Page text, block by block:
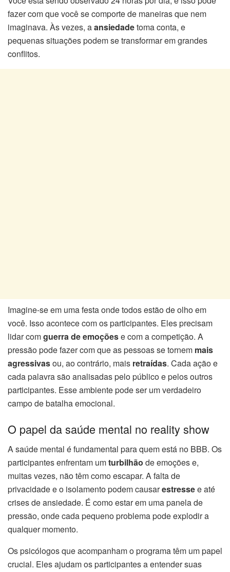
fazer com que você se comporte de maneiras que nem
imaginava. Às vezes, aansiedadetoma conta, e
pequenas situações podem se transformar em grandes
conflitos.
Imagine-se em uma festa onde todos estão de olho em
você. Isso acontece com os participantes. Eles precisam
lidar comguerra de emoçõese com a competição. A
pressão pode fazer com que as pessoas se tornem mais
agressivasou, ao contrário, mais retraídas. Cada ação e
cada palavra são analisadas pelo público e pelos outros
participantes. Esse ambiente pode ser um verdadeiro
campo de batalha emocional.
O papel da saúde mental no reality show
A saúde mental é fundamental para quem está no BBB. Os
participantes enfrentam umturbilhão de emoções e,
muitas vezes, não têm como escapar. A falta de
privacidade e o isolamento podem causarestressee até
crises de ansiedade. É como estar em uma panela de
pressão, onde cada pequeno problema pode explodir a
qualquer momento.
Os psicólogos que acompanham o programa têm um papel
crucial. Eles ajudam os participantes a entender suas